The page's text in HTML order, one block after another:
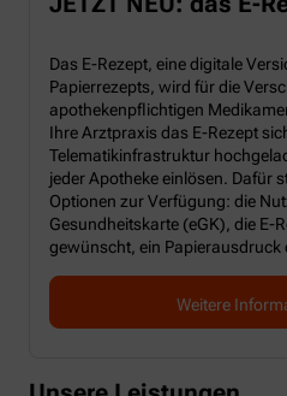
Das E-Rezept, eine digitale
Papierrezepts, wird für die
apothekenpflichtigen
Ihre Arztpraxis das E-Rezept
Telematikinfrastruktur
jeder Apotheke einlösen. Dafür
Optionen zur Verfügung: die
Gesundheitskarte (eGK), die E-
gewünscht, ein Papierausdruck
Weitere